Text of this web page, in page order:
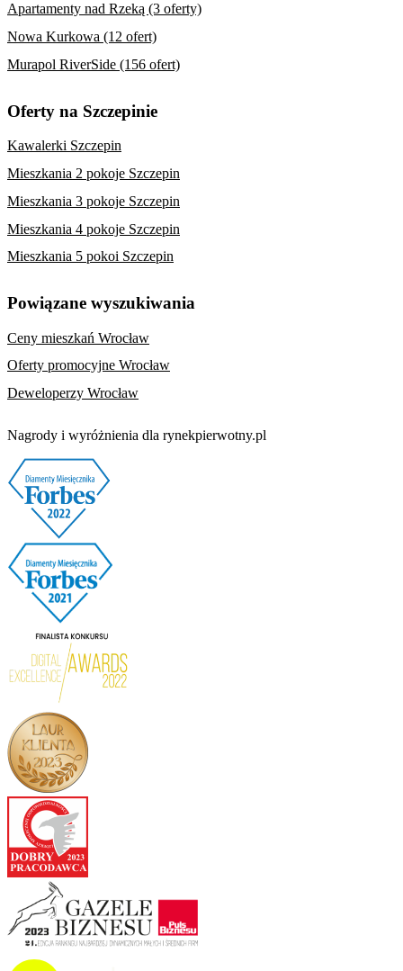
Apartamenty nad Rzeką (3 oferty)
Nowa Kurkowa (12 ofert)
Murapol RiverSide (156 ofert)
Oferty na Szczepinie
Kawalerki Szczepin
Mieszkania 2 pokoje Szczepin
Mieszkania 3 pokoje Szczepin
Mieszkania 4 pokoje Szczepin
Mieszkania 5 pokoi Szczepin
Powiązane wyszukiwania
Ceny mieszkań Wrocław
Oferty promocyjne Wrocław
Deweloperzy Wrocław
Nagrody i wyróżnienia dla rynekpierwotny.pl